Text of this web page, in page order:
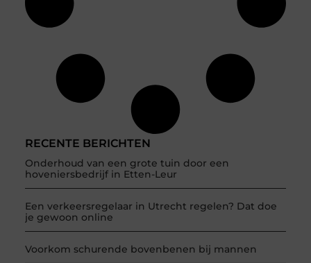
RECENTE BERICHTEN
Onderhoud van een grote tuin door een
hoveniersbedrijf in Etten-Leur
Een verkeersregelaar in Utrecht regelen? Dat doe
je gewoon online
Voorkom schurende bovenbenen bij mannen